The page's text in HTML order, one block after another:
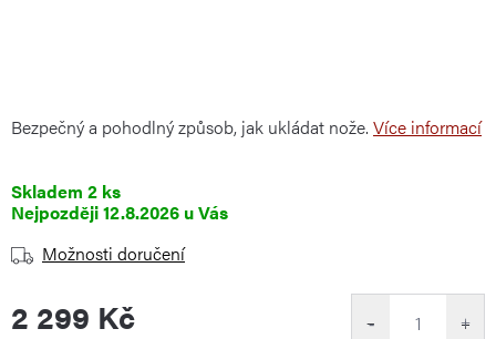
Bezpečný a pohodlnýzpůsob, jak ukládat nože. Více informací
Skladem 2 ks
12.8.2026
Možnosti doručení
2 299 Kč +
−